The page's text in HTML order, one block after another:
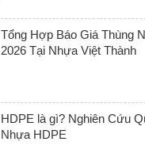
Tổng Hợp Báo Giá Thùng
2026 Tại Nhựa Việt Thành
HDPE là gì? Nghiên Cứu
Nhựa HDPE